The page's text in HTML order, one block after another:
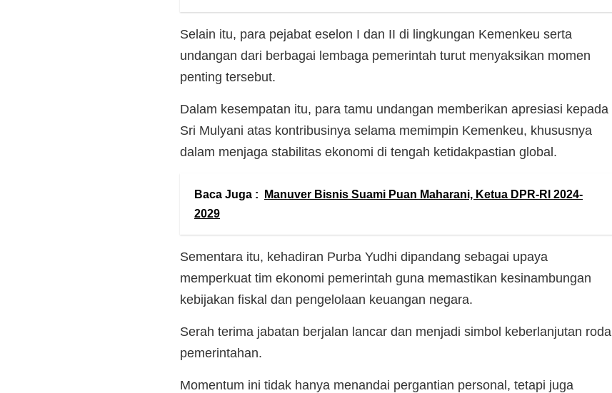
Selain itu, para pejabat eselon I dan II di lingkungan Kemenkeu serta
undangan dari berbagai lembaga pemerintah turut menyaksikan momen
penting tersebut.
Dalam kesempatan itu, para tamu undangan memberikan apresiasi kepada
Sri Mulyani atas kontribusinya selama memimpin Kemenkeu, khususnya
dalam menjaga stabilitas ekonomi di tengah ketidakpastian global.
Baca Juga :
Manuver Bisnis Suami Puan Maharani, Ketua DPR-RI 2024-
2029
Sementara itu, kehadiran Purba Yudhi dipandang sebagai upaya
memperkuat tim ekonomi pemerintah guna memastikan kesinambungan
kebijakan fiskal dan pengelolaan keuangan negara.
Serah terima jabatan berjalan lancar dan menjadi simbol keberlanjutan roda
pemerintahan.
Momentum ini tidak hanya menandai pergantian personal, tetapi juga